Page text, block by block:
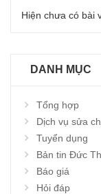
Hiện chưa có bài
DANH MỤC
Tổng hợp
Dịch vụ sửa
Tuyển dụng
Bản tin Đức
Báo giá
Hỏi đáp